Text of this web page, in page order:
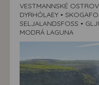
VESTMANNSKÉ
DYRHÓLAEY •
SELJALANDSFOSS •
MODRÁ LAGUNA